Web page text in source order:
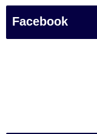
「マジシャ
Facebook